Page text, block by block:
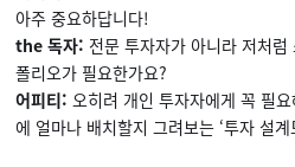
아주 중요하답니다!
the 독자: 전문 투자자가 아니라 저처
폴리오가 필요한가요?
어피티: 오히려 개인 투자자에게 꼭 필
에 얼마나 배치할지 그려보는 ‘투자 설